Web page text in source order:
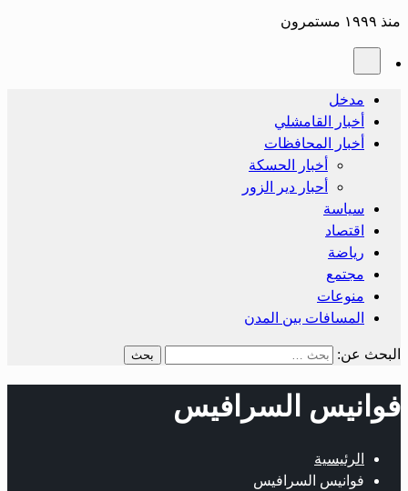
منذ ١٩٩٩ مستمرون
مدخل
أخبار القامشلي
أخبار المحافظات
أخبار الحسكة
أحبار دير الزور
سياسة
اقتصاد
رياضة
مجتمع
منوعات
المسافات بين المدن
البحث عن:
فوانيس السرافيس
الرئيسية
فوانيس السرافيس